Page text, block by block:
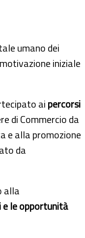
umano dei
iniziale
aipercorsi
di Commercio da
e alla promozione
da
alla
le opportunità